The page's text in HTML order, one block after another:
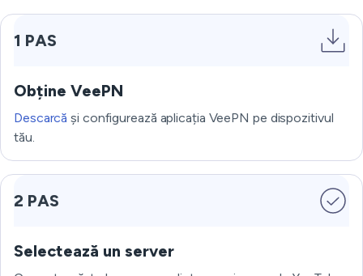
1 PAS
Obține VeePN
Descarcă și configurează aplicația VeePN pe dispozitivul
tău.
2 PAS
Selectează un server